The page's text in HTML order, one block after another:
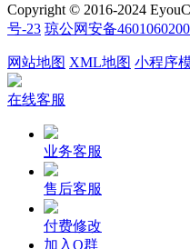
Copyright © 2016-2024
号-23 琼公网安备
网站地图 XML地图 小程序
在线客服
业务客服
售后客服
付费修改
加入Q群